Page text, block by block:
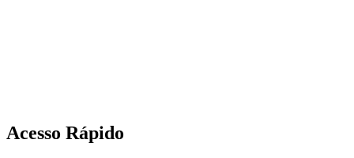
Acesso Rápido